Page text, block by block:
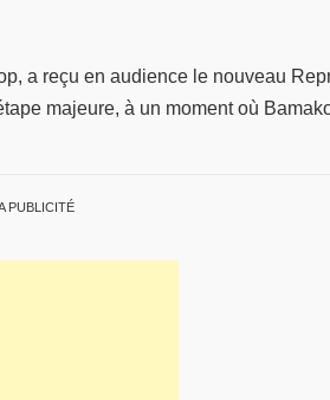
a reçu en audience le nouveau
majeure, à un moment où
PUBLICITÉ